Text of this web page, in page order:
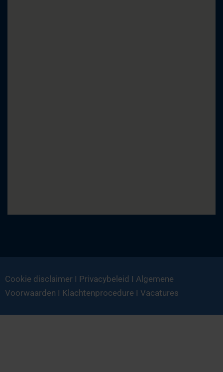
Cookie disclaimer I Privacybeleid I Algemene
Voorwaarden I Klachtenprocedure I Vacatures